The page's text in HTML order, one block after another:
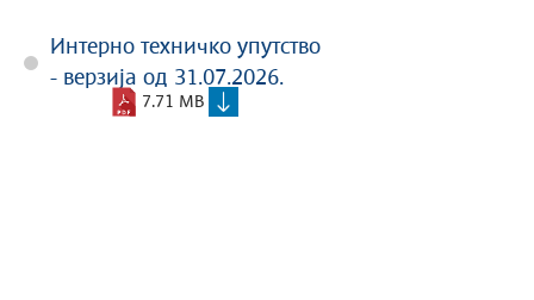
Интерно техничко упутство
- верзија од 31.07.2026.
7.71 MB